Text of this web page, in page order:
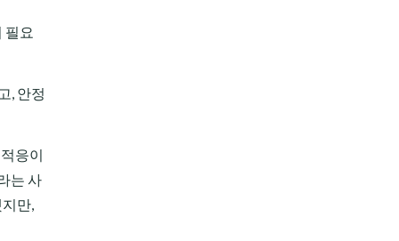
필요
, 안정
응이
는 사
만,